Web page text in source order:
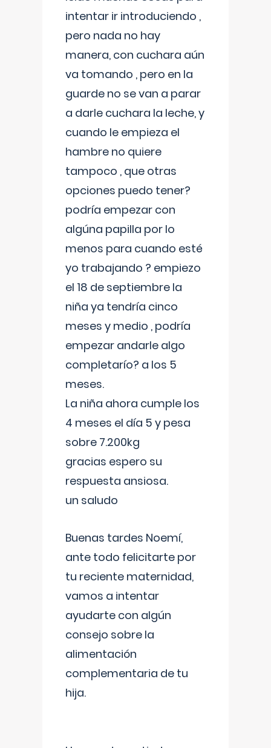
intentar ir introduciendo ,
pero nada no hay
manera, con cuchara aún
va tomando , pero en la
guarde no se van a parar
a darle cuchara la leche, y
cuando le empieza el
hambre no quiere
tampoco , que otras
opciones puedo tener?
podría empezar con
algúna papilla por lo
menos para cuando esté
yo trabajando ? empiezo
el 18 de septiembre la
niña ya tendría cinco
meses y medio , podría
empezar andarle algo
completarío? a los 5
meses.
La niña ahora cumple los
4 meses el día 5 y pesa
sobre 7.200kg
gracias espero su
respuesta ansiosa.
un saludo
Buenas tardes Noemí,
ante todo felicitarte por
tu reciente maternidad,
vamos a intentar
ayudarte con algún
consejo sobre la
alimentación
complementaria de tu
hija.